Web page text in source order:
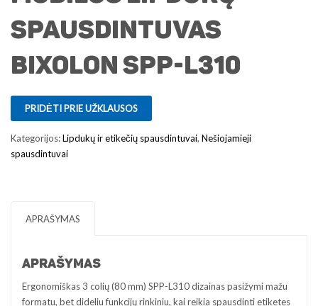
spausdintuvas
Bixolon SPP-L310
PRIDĖTI PRIE UŽKLAUSOS
Kategorijos:Lipdukų ir etikečių spausdintuvai, Nešiojamieji
spausdintuvai
APRAŠYMAS
APRAŠYMAS
Ergonomiškas 3 colių (80 mm) SPP-L310 dizainas pasižymi mažu
formatu, bet dideliu funkcijų rinkiniu, kai reikia spausdinti etiketes